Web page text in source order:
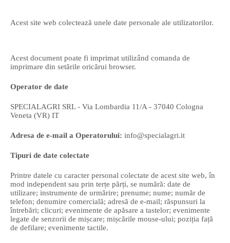
Acest site web colectează unele date personale ale utilizatorilor.
Acest document poate fi imprimat utilizând comanda de
imprimare din setările oricărui browser.
Operator de date
SPECIALAGRI SRL - Via Lombardia 11/A - 37040 Cologna
Veneta (VR) IT
Adresa de e-mail a Operatorului: info@specialagri.it
Tipuri de date colectate
Printre datele cu caracter personal colectate de acest site web, în
mod independent sau prin terțe părți, se numără: date de
utilizare; instrumente de urmărire; prenume; nume; număr de
telefon; denumire comercială; adresă de e-mail; răspunsuri la
întrebări; clicuri; evenimente de apăsare a tastelor; evenimente
legate de senzorii de mișcare; mișcările mouse-ului; poziția față
de defilare; evenimente tactile.